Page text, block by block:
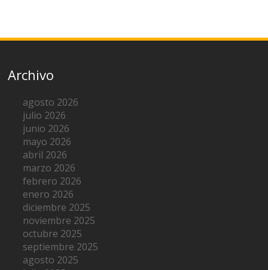
Archivo
agosto 2026
julio 2026
junio 2026
mayo 2026
abril 2026
marzo 2026
febrero 2026
enero 2026
diciembre 2025
noviembre 2025
octubre 2025
septiembre 2025
agosto 2025